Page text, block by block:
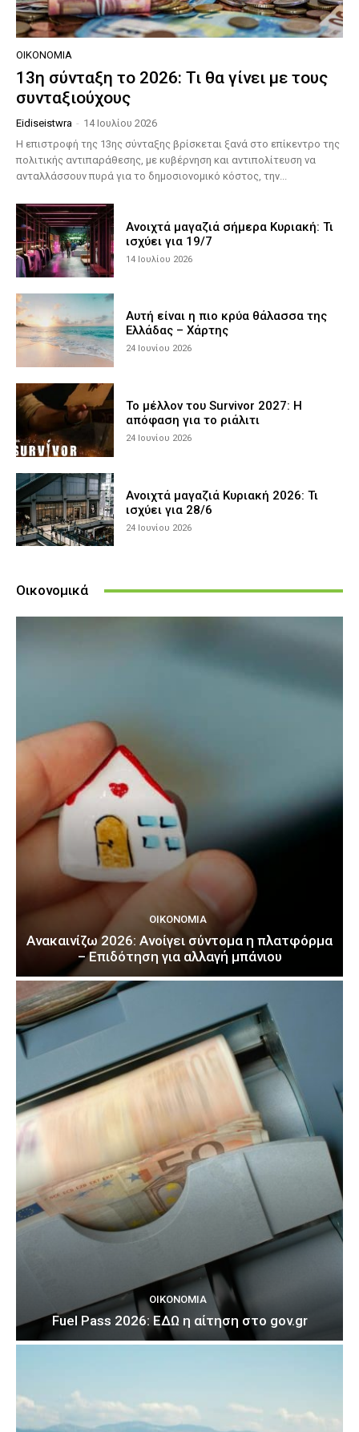
ΟΙΚΟΝΟΜΊΑ
13η σύνταξη το 2026: Τι θα γίνει με τους
συνταξιούχους
Eidiseistwra - 14 Ιουλίου 2026
Η επιστροφή της 13ης σύνταξης βρίσκεται ξανά στο επίκεντρο της
πολιτικής αντιπαράθεσης, με κυβέρνηση και αντιπολίτευση να
ανταλλάσσουν πυρά για το δημοσιονομικό κόστος, την...
Ανοιχτά μαγαζιά σήμερα Κυριακή: Τι
ισχύει για 19/7
14 Ιουλίου 2026
Αυτή είναι η πιο κρύα θάλασσα της
Ελλάδας – Χάρτης
24 Ιουνίου 2026
Το μέλλον του Survivor 2027: Η
απόφαση για το ριάλιτι
24 Ιουνίου 2026
Ανοιχτά μαγαζιά Κυριακή 2026: Τι
ισχύει για 28/6
24 Ιουνίου 2026
Οικονομικά
ΟΙΚΟΝΟΜΊΑ
Ανακαινίζω 2026: Ανοίγει σύντομα η πλατφόρμα
– Επιδότηση για αλλαγή μπάνιου
ΟΙΚΟΝΟΜΊΑ
Fuel Pass 2026: ΕΔΩ η αίτηση στο gov.gr